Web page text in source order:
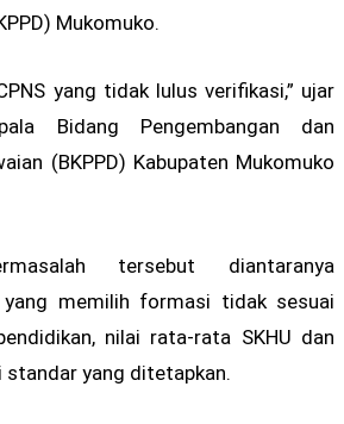
Mukomuko.
yang tidak lulus verifikasi,” ujar
Bidang Pengembangan dan
(BKPPD) Kabupaten Mukomuko
tersebut diantaranya
memilih formasi tidak sesuai
nilai rata-rata SKHU dan
standar yang ditetapkan.